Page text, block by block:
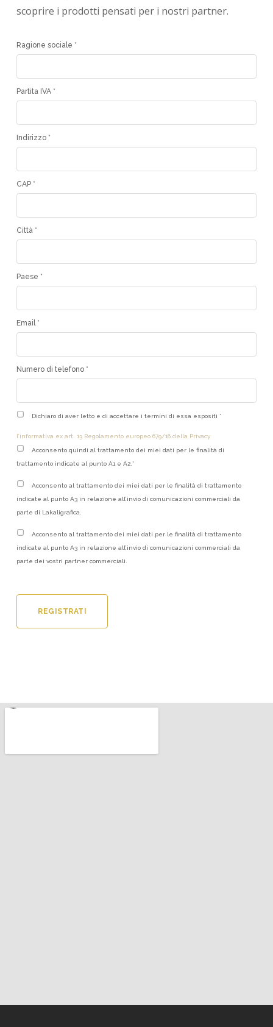
scoprire i prodotti pensati per i nostri partner.
Ragione sociale *
Partita IVA *
Indirizzo *
CAP *
Città *
Paese *
Email *
Numero di telefono *
Dichiaro di aver letto e di accettare i termini di essa espositi *
l’informativa ex art. 13 Regolamento europeo 679/16 della Privacy
Acconsento quindi al trattamento dei miei dati per le finalità di
trattamento indicate al punto A1 e A2.*
Acconsento al trattamento dei miei dati per le finalità di trattamento
indicate al punto A3 in relazione all’invio di comunicazioni commerciali da
parte di Lakaligrafica.
Acconsento al trattamento dei miei dati per le finalità di trattamento
indicate al punto A3 in relazione all’invio di comunicazioni commerciali da
parte dei vostri partner commerciali.